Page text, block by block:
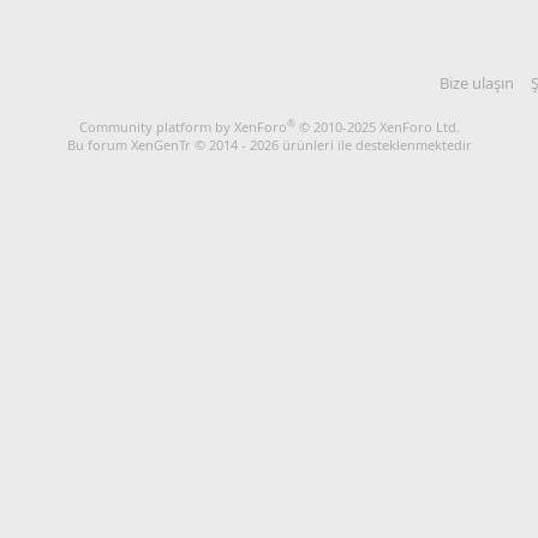
Bize ulaşın
Community platform by XenForo® © 2010-2025 XenForo Ltd.
Bu forum XenGenTr © 2014 - 2026 ürünleri ile desteklenmektedir